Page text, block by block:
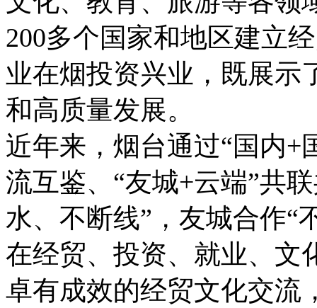
200多个国家和地区建立
业在烟投资兴业，既展示
和高质量发展。
近年来，烟台通过“国内+
流互鉴、“友城+云端”共
水、不断线”，友城合作“
在经贸、投资、就业、文
卓有成效的经贸文化交流